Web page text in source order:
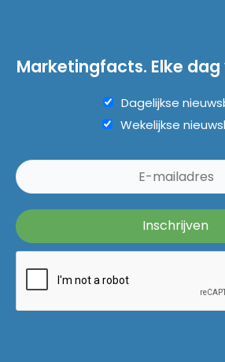
Marketingfacts. Elke dag
Dagelijkse
Wekelijkse